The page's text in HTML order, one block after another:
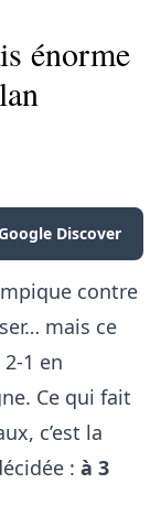
énorme
Discover
contre
mais ce
1 en
Ce qui fait
c’est la
: à 3